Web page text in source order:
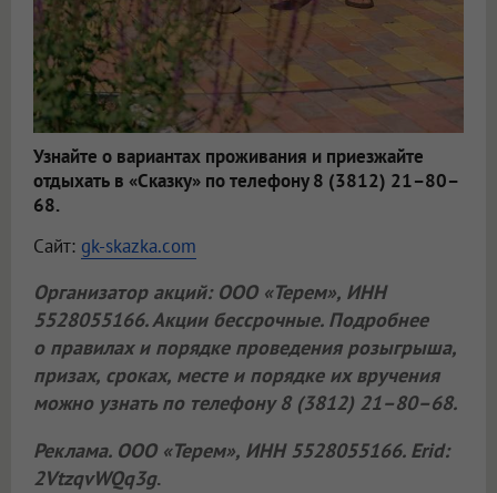
Узнайте о вариантах проживания и приезжайте
отдыхать в «Сказку» по телефону 8 (3812) 21–80–
68.
Сайт: gk-skazka.com
Организатор акций: ООО «Терем», ИНН
5528055166. Акции бессрочные. Подробнее
о правилах и порядке проведения розыгрыша,
призах, сроках, месте и порядке их вручения
можно узнать по телефону 8 (3812) 21–80–68.
Реклама. ООО «Терем», ИНН 5528055166. Erid:
2VtzqvWQq3g.